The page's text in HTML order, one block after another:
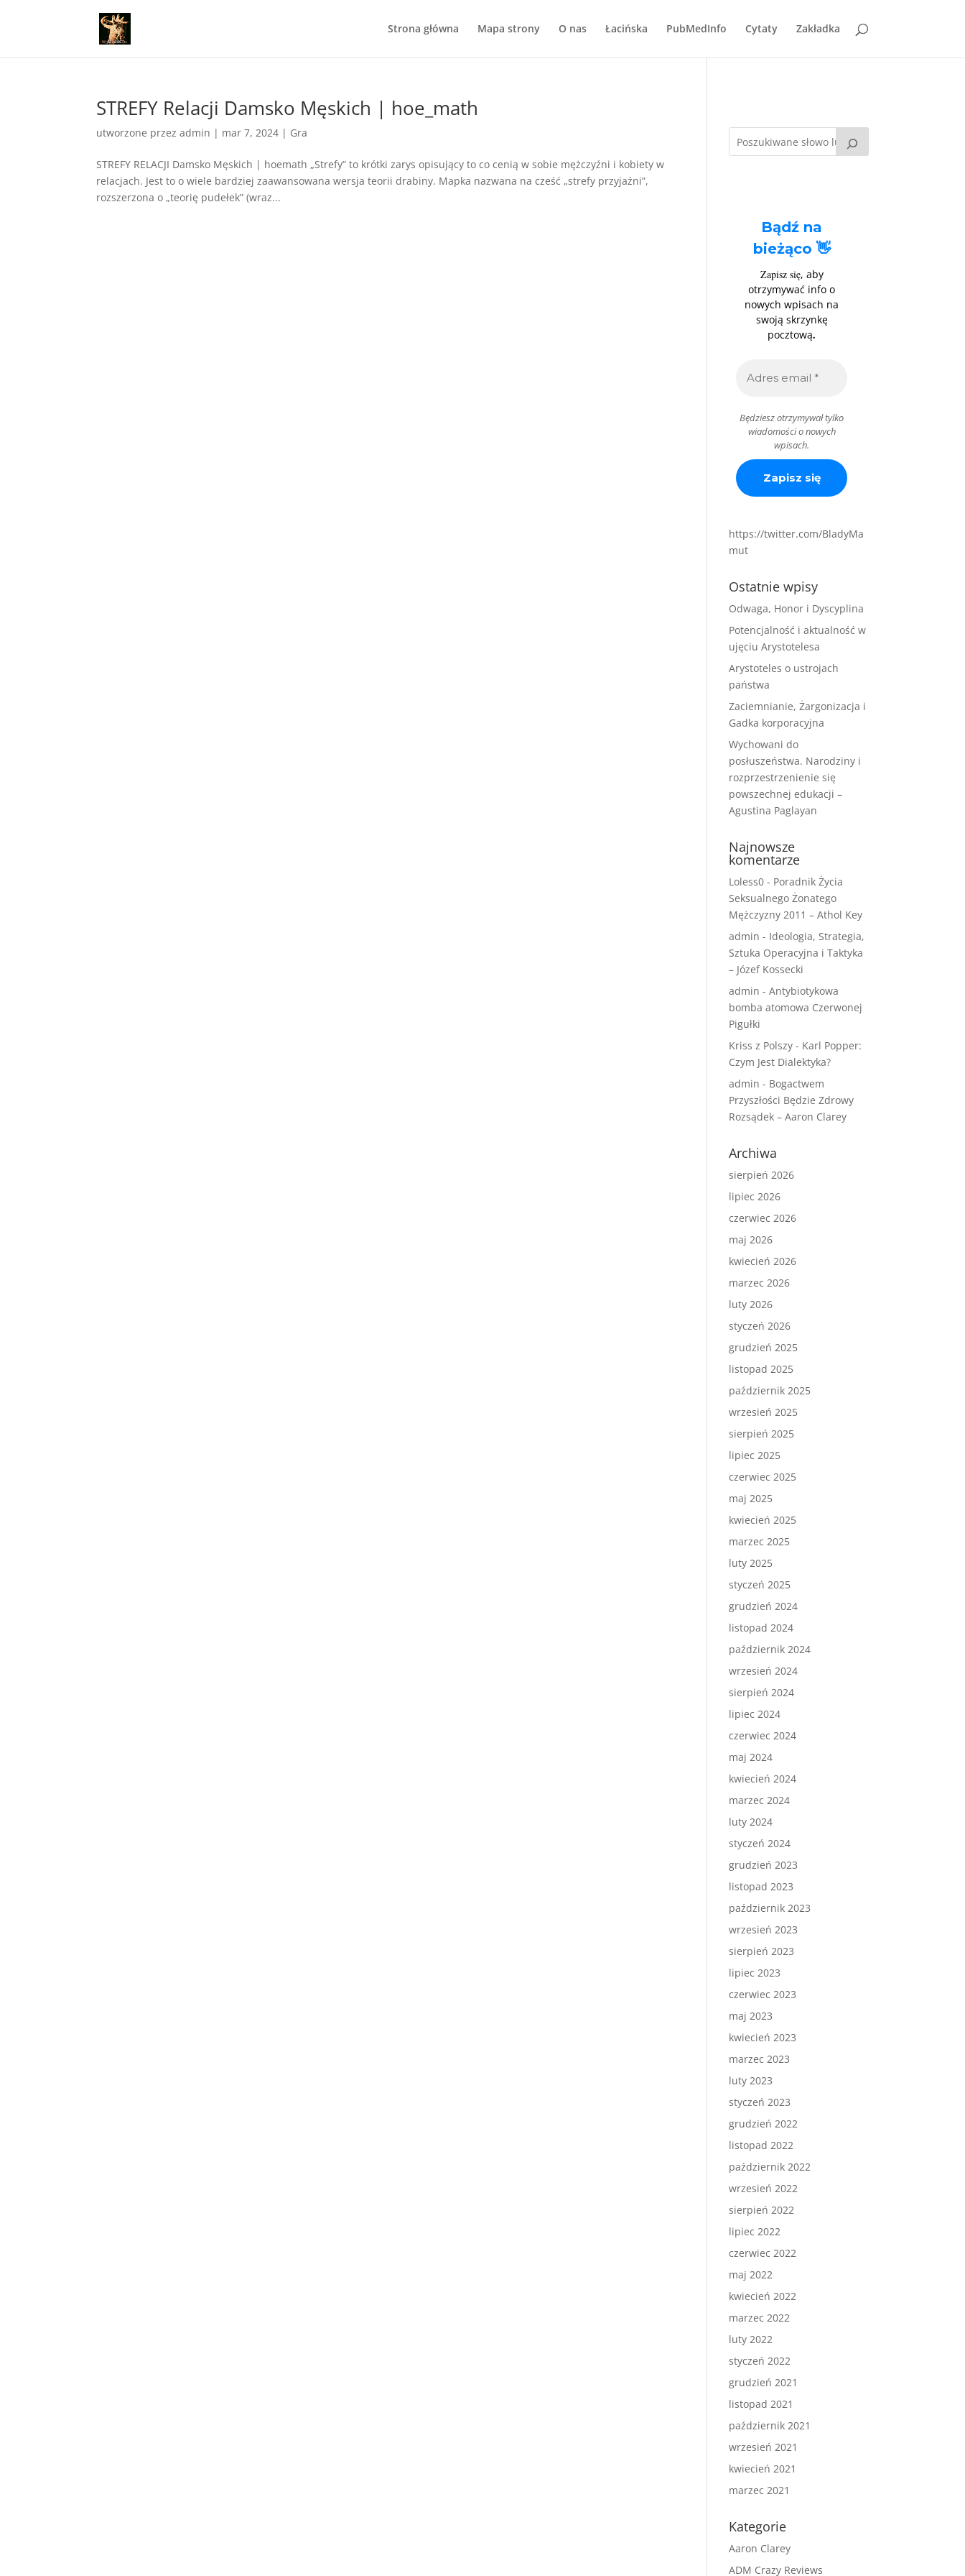
Strona główna Mapa strony O nas Łacińska PubMedInfo Cytaty Zakładka
STREFY Relacji Damsko Męskich | hoe_math
utworzone przezadmin | mar 7, 2024 | Gra
STREFY RELACJI Damsko Męskich | hoemath „Strefy” to krótki zarys opisujący to co cenią w sobie mężczyźni i kobiety w
relacjach. Jest to o wiele bardziej zaawansowana wersja teorii drabiny. Mapka nazwana na cześć „strefy przyjaźni”,
rozszerzona o „teorię pudełek” (wraz...
Bądź na
bieżąco 👋
Zapisz się, aby
otrzymywać info o
nowych wpisach na
swoją skrzynkę
pocztową.
Będziesz otrzymywał tylko
wiadomości o nowych
wpisach.
https://twitter.com/BladyMa
mut
Ostatnie wpisy
Odwaga, Honor i Dyscyplina
Potencjalność i aktualność w
ujęciu Arystotelesa
Arystoteles o ustrojach
państwa
Zaciemnianie, Żargonizacja i
Gadka korporacyjna
Wychowani do
posłuszeństwa. Narodziny i
rozprzestrzenienie się
powszechnej edukacji –
Agustina Paglayan
Najnowsze
komentarze
Loless0 - Poradnik Życia
Seksualnego Żonatego
Mężczyzny 2011 – Athol Key
admin - Ideologia, Strategia,
Sztuka Operacyjna i Taktyka
– Józef Kossecki
admin -Antybiotykowa
bomba atomowa Czerwonej
Pigułki
Kriss z Polszy - Karl Popper:
Czym Jest Dialektyka?
admin - Bogactwem
Przyszłości Będzie Zdrowy
Rozsądek – Aaron Clarey
Archiwa
sierpień 2026
lipiec 2026
czerwiec 2026
maj 2026
kwiecień 2026
marzec 2026
luty 2026
styczeń 2026
grudzień 2025
listopad 2025
październik 2025
wrzesień 2025
sierpień 2025
lipiec 2025
czerwiec 2025
maj 2025
kwiecień 2025
marzec 2025
luty 2025
styczeń 2025
grudzień 2024
listopad 2024
październik 2024
wrzesień 2024
sierpień 2024
lipiec 2024
czerwiec 2024
maj 2024
kwiecień 2024
marzec 2024
luty 2024
styczeń 2024
grudzień 2023
listopad 2023
październik 2023
wrzesień 2023
sierpień 2023
lipiec 2023
czerwiec 2023
maj 2023
kwiecień 2023
marzec 2023
luty 2023
styczeń 2023
grudzień 2022
listopad 2022
październik 2022
wrzesień 2022
sierpień 2022
lipiec 2022
czerwiec 2022
maj 2022
kwiecień 2022
marzec 2022
luty 2022
styczeń 2022
grudzień 2021
listopad 2021
październik 2021
wrzesień 2021
kwiecień 2021
marzec 2021
Kategorie
Aaron Clarey
ADM Crazy Reviews